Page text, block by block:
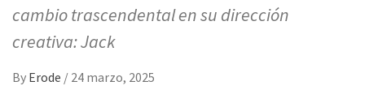
cambio trascendental en su dirección
creativa: Jack
By Erode / 24 marzo, 2025